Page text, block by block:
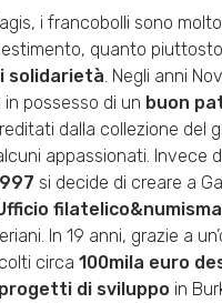
i francobolli sono
quanto
solidarietà . Negli anni
possesso di un buon
dalla collezione del
appassionati. Invece
si decide di creare a
In 19 anni, grazie a
circa 100mila euro
di sviluppo in